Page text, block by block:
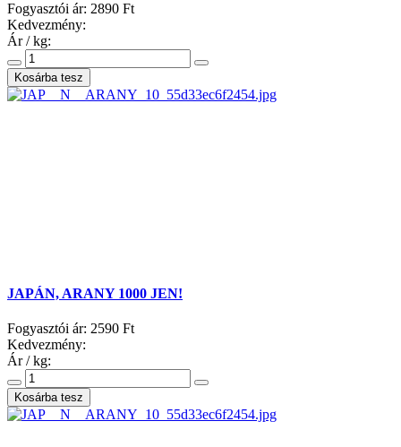
Fogyasztói ár: 2890 Ft
Kedvezmény:
Ár / kg:
JAPÁN, ARANY 1000 JEN!
Fogyasztói ár: 2590 Ft
Kedvezmény:
Ár / kg: